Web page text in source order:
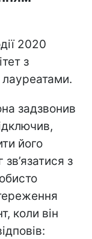
2020
з
лауреатами.
задзвонив
його
з
коли він